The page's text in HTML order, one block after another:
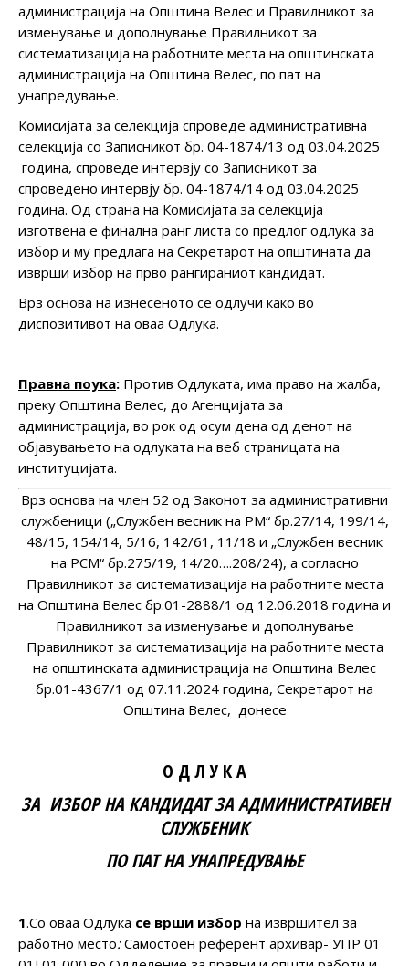
администрација на Општина Велес и Правилникот за
изменување и дополнување Правилникот за
систематизација на работните места на општинската
администрација на Општина Велес, по пат на
унапредување.
Комисијата за селекција спроведе административна
селекција со Записникот бр. 04-1874/13 од 03.04.2025
година, спроведе интервју со Записникот за
спроведено интервју бр. 04-1874/14 од 03.04.2025
година. Од страна на Комисијата за селекција
изготвена е финална ранг листа со предлог одлука за
избор и му предлага на Секретарот на општината да
изврши избор на прво рангираниот кандидат.
Врз основа на изнесеното се одлучи како во
диспозитивот на оваа Одлука.
Правна поука: Против Одлуката, има право на жалба,
преку Општина Велес, до Агенцијата за
администрација, во рок од осум дена од денот на
објавувањето на одлуката на веб страницата на
институцијата.
Врз основа на член 52 од Законот за административни
службеници („Службен весник на РМ“ бр.27/14, 199/14,
48/15, 154/14, 5/16, 142/61, 11/18 и „Службен весник
на РСМ“ бр.275/19, 14/20….208/24), а согласно
Правилникот за систематизација на работните места
на Општина Велес бр.01-2888/1 од 12.06.2018 година и
Правилникот за изменување и дополнување
Правилникот за систематизација на работните места
на општинската администрација на Општина Велес
бр.01-4367/1 од 07.11.2024 година, Секретарот на
Општина Велес, донесе
О Д Л У К А
ЗА ИЗБОР НА КАНДИДАТЗА АДМИНИСТРАТИВЕН
СЛУЖБЕНИК
ПОПАТ НА УНАПРЕДУВАЊЕ
1.Со оваа Одлука се врши избор на извршител за
работно место:Самостоен референт архивар- УПР 01